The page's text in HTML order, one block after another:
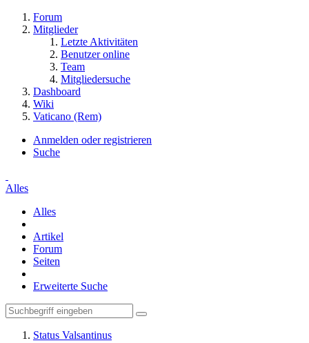
Forum
Mitglieder
Letzte Aktivitäten
Benutzer online
Team
Mitgliedersuche
Dashboard
Wiki
Vaticano (Rem)
Anmelden oder registrieren
Suche
Alles
Alles
Artikel
Forum
Seiten
Erweiterte Suche
Status Valsantinus